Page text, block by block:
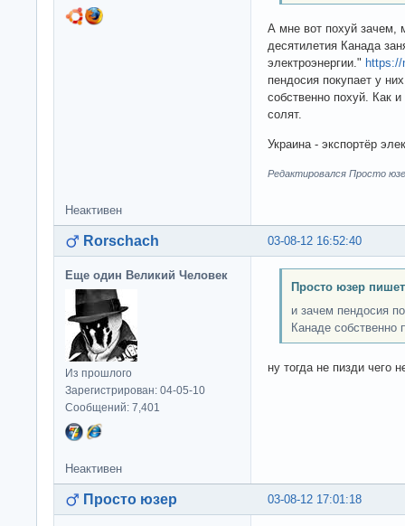
А мне вот похуй зачем,
десятилетия Канада
электроэнергии." https://
пендосия покупает у
собственно похуй. Как
солят.
Украина - экспортёр
Редактировался Просто
Неактивен
03-08-12 16:52:40
Rorschach
Еще один Великий Человек
Из прошлого
Зарегистрирован: 04-05-10
Сообщений: 7,401
Просто юзер
и зачем пендосия
Канаде собственно
ну тогда не пизди чего
Неактивен
03-08-12 17:01:18
Просто юзер